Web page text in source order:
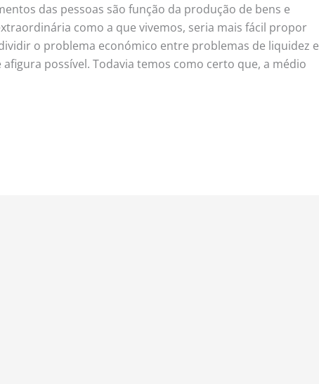
das pessoas são função da produção de bens e
como a que vivemos, seria mais fácil propor
o problema económico entre problemas de liquidez e
afigura possível. Todavia temos como certo que, a médio